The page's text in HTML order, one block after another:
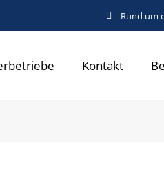
Rund um
Kontakt